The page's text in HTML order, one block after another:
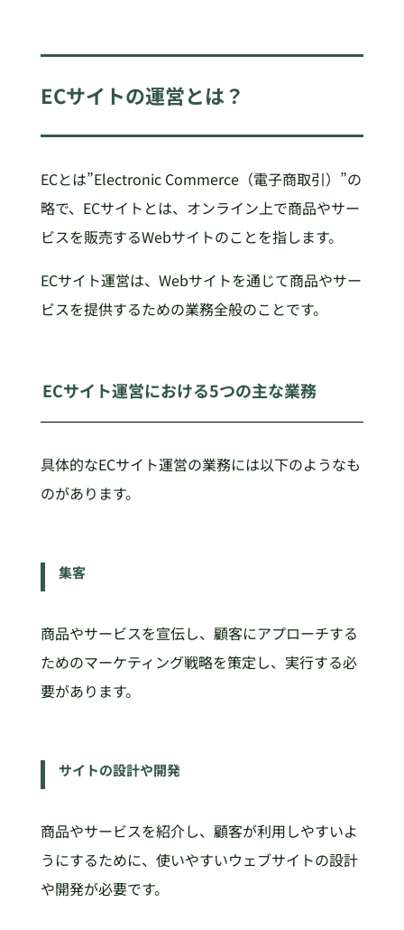
ECサイトの運営とは？
ECとは”Electronic Commerce（電子商取引）”の
略で、ECサイトとは、オンライン上で商品やサー
ビスを販売するWebサイトのことを指します。
ECサイト運営は、Webサイトを通じて商品やサー
ビスを提供するための業務全般のことです。
ECサイト運営における5つの主な業務
具体的なECサイト運営の業務には以下のようなも
のがあります。
集客
商品やサービスを宣伝し、顧客にアプローチする
ためのマーケティング戦略を策定し、実行する必
要があります。
サイトの設計や開発
商品やサービスを紹介し、顧客が利用しやすいよ
うにするために、使いやすいウェブサイトの設計
や開発が必要です。